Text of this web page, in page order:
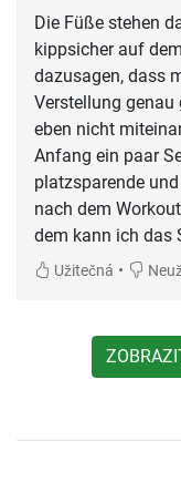
Die Füße stehen
kippsicher auf
dazusagen, dass
Verstellung
eben nicht
Anfang ein paar
platzsparende
nach dem
dem kann ich das
Užitečná •